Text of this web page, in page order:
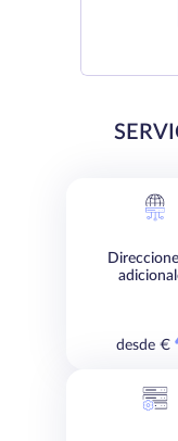
desde €